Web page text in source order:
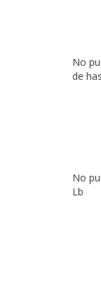
No
de
No
Lb